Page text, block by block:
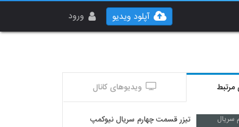
ورود آپلود ویدیو
مرتبط ویدیوهای کانال
تیزر قسمت چهارم سریال نیوکمپ